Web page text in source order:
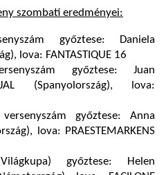
szombati eredményei:
győztese: Daniela
lova: FANTASTIQUE 16
győztese: Juan
(Spanyolország), lova:
győztese: Anna
lova: PRAESTEMARKENS
győztese: Helen